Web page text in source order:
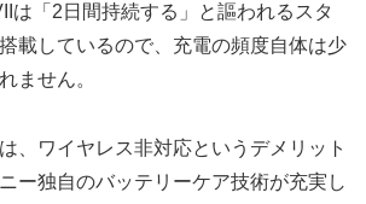
は「2日間持続する」と謳われるスタ
載しているので、充電の頻度自体は少
ません。
、ワイヤレス非対応というデメリット
ー独自のバッテリーケア技術が充実し